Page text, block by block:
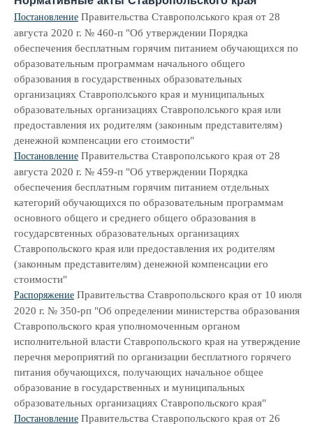
Постановление Правительства Ставрополського края от 28
августа 2020 г. № 460-п "Об утверждении Порядка
обеспечения бесплатным горячим питанием обучающихся по
образовательным программам начального общего
образования в государственных образовательных
организациях Ставрополського края и муниципальных
образовательных организациях Ставрополського края или
предоставления их родителям (законным представителям)
денежной компенсации его стоимости"
Постановление Правительства Ставрополського края от 28
августа 2020 г. № 459-п "Об утверждении Порядка
обеспечения бесплатным горячим питанием отдельных
категорий обучающихся по образовательным программам
основного общего и среднего общего образования в
государсвтенных образовательных организациях
Ставропольского края или предоставления их родителям
(законным представителям) денежной компенсации его
стоимости"
Распоряжение Правительства Ставропольского края от 10 июля
2020 г. № 350-рп "Об определении министерства образования
Ставропольского края уполномоченным органом
исполнительной власти Ставропольского края на утверждение
перечня мероприятий по организации бесплатного горячего
питания обучающихся, получающих начальное общее
образование в государственных и муниципальных
образовательных организациях Ставропольского края"
Постановление Правительства Ставропольского края от 26